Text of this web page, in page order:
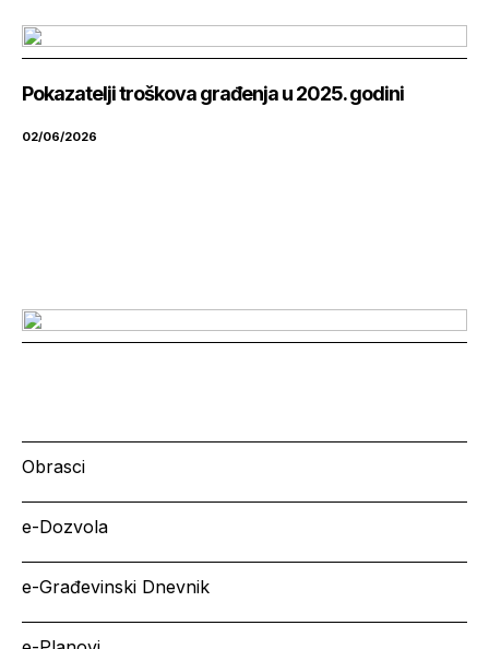
Pokazatelji troškova građenja u 2025. godini
02/06/2026
Obrasci
e-Dozvola
e-Građevinski Dnevnik